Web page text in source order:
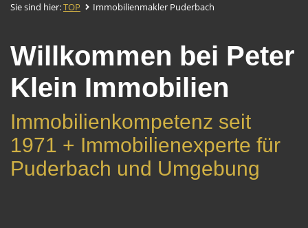
Sie sind hier:TOP Immobilienmakler Puderbach
Willkommen bei Peter
Klein Immobilien
Immobilienkompetenz seit
1971 + Immobilienexperte für
Puderbach und Umgebung